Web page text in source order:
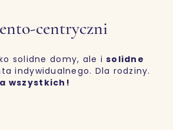
centryczni
solidne domy, ale isolidne
indywidualnego. Dla rodziny.
wszystkich!